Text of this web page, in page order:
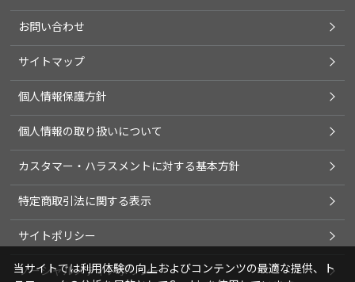
お問い合わせ
サイトマップ
個人情報保護方針
個人情報の取り扱いについて
カスタマー・ハラスメントに対する基本方針
特定商取引法に関する表示
サイトポリシー
ソーシャルメディアポリシー
当サイトでは利用体験の向上およびコンテンツの最適な提供、ト